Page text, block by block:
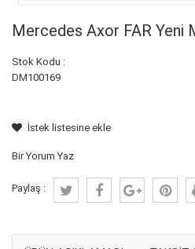
Mercedes Axor FAR Yeni
Stok Kodu :
DM100169
İstek listesine ekle
Bir Yorum Yaz
Paylaş :